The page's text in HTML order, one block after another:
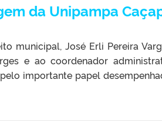
da Unipampa
municipal, José Erli Pereira
e ao coordenador
importante papel